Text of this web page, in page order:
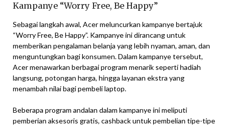
Kampanye “Worry Free, Be Happy”
Sebagai langkah awal, Acer meluncurkan kampanye bertajuk
“Worry Free, Be Happy”. Kampanye ini dirancang untuk
memberikan pengalaman belanja yang lebih nyaman, aman, dan
menguntungkan bagi konsumen. Dalam kampanye tersebut,
Acer menawarkan berbagai program menarik seperti hadiah
langsung, potongan harga, hingga layanan ekstra yang
menambah nilai bagi pembeli laptop.
Beberapa program andalan dalam kampanye ini meliputi
pemberian aksesoris gratis, cashback untuk pembelian tipe-tipe